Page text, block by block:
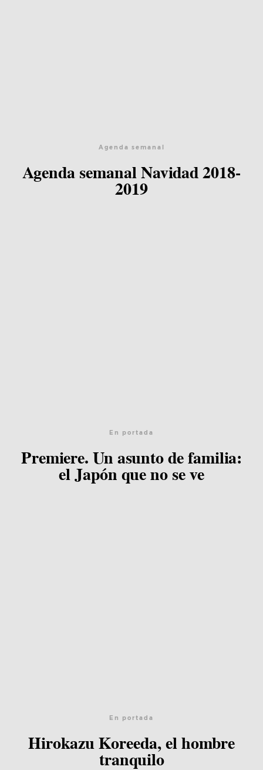
Agenda semanal
Agenda semanal Navidad 2018-
2019
En portada
Premiere. Un asunto de familia:
el Japón que no se ve
En portada
Hirokazu Koreeda, el hombre
tranquilo